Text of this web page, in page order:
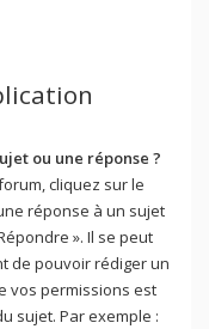
ou une réponse ?
cliquez sur le
réponse à un sujet
». Il se peut
de pouvoir rédiger un
vos permissions est
sujet. Par exemple :